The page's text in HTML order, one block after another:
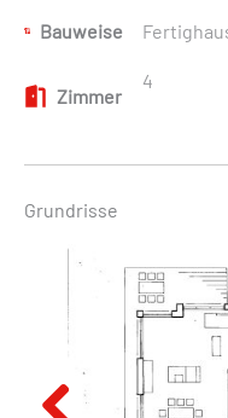
Bauweise
Zimmer
4
Grundrisse